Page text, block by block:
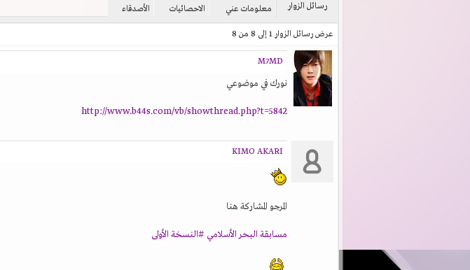
رسائل الزوار معلومات عني الاحصائيات الأصدقاء
عرض رسائل الزوار 1 إلى 8 من 8
M7MD
نورك في موضوعي
http://www.b44s.com/vb/showthread.php?t=5842
KIMO AKARI
المرجو المشاركة هنا
مسابقة البحر الأسلامي #النسخة الأولى